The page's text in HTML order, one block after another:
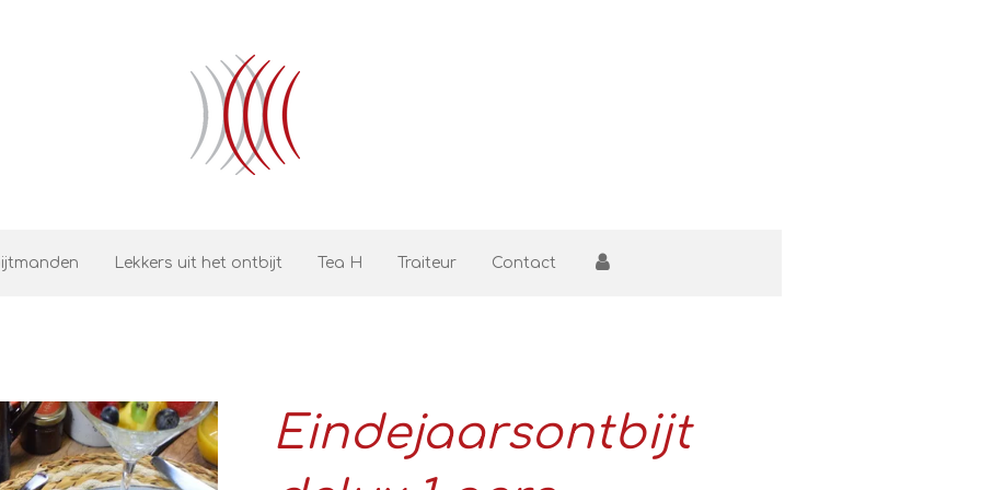
Lekkers uit het ontbijt Tea H Traiteur Contact
Eindejaarsontbijt